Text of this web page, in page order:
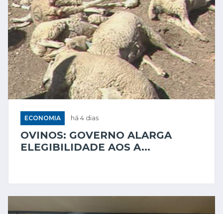
ECONOMIA há 4 dias
OVINOS: GOVERNO ALARGA
ELEGIBILIDADE AOS A...